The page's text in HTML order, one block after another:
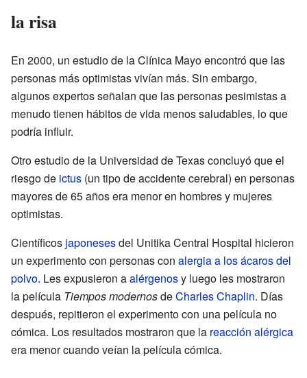
la risa
En 2000, un estudio de la Clínica Mayo encontró que las
personas más optimistas vivían más. Sin embargo,
algunos expertos señalan que las personas pesimistas a
menudo tienen hábitos de vida menos saludables, lo que
podría influir.
Otro estudio de la Universidad de Texas concluyó que el
riesgo de ictus (un tipo de accidente cerebral) en personas
mayores de 65 años era menor en hombres y mujeres
optimistas.
Científicos japonesesdel Unitika Central Hospital hicieron
un experimento con personas con alergia a los ácaros del
polvo. Les expusieron aalérgenosy luego les mostraron
la película Tiempos modernosdeCharles Chaplin. Días
después, repitieron el experimento con una película no
cómica. Los resultados mostraron que la reacción alérgica
era menor cuando veían la película cómica.